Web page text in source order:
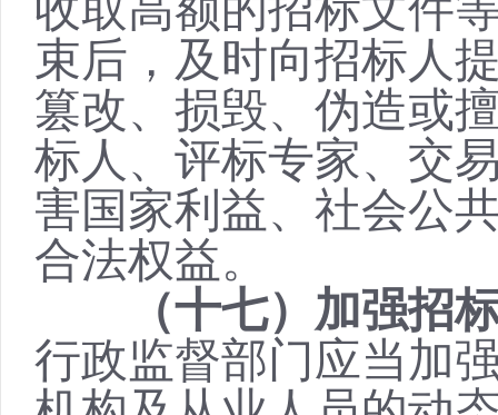
束后，及时向招标人
篡改、损毁、伪造或
标人、评标专家、交
害国家利益、社会公
合法权益。
（十七）加强招
行政监督部门应当加